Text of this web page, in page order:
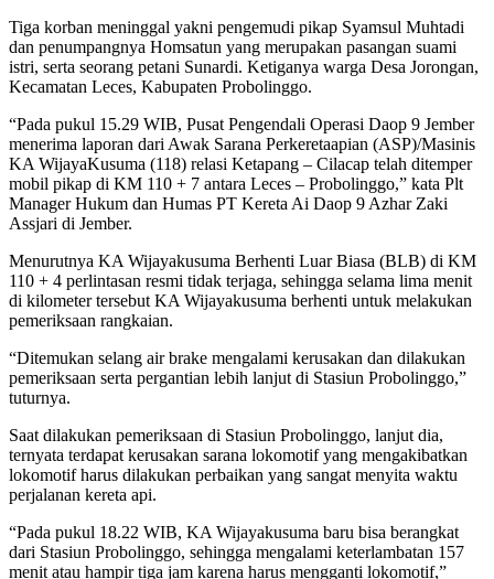
Tiga korban meninggal yakni pengemudi pikap Syamsul Muhtadi
dan penumpangnya Homsatun yang merupakan pasangan suami
istri, serta seorang petani Sunardi. Ketiganya warga Desa Jorongan,
Kecamatan Leces, Kabupaten Probolinggo.
“Pada pukul 15.29 WIB, Pusat Pengendali Operasi Daop 9 Jember
menerima laporan dari Awak Sarana Perkeretaapian (ASP)/Masinis
KA WijayaKusuma (118) relasi Ketapang – Cilacap telah ditemper
mobil pikap di KM 110 + 7 antara Leces – Probolinggo,” kata Plt
Manager Hukum dan Humas PT Kereta Ai Daop 9 Azhar Zaki
Assjari di Jember.
Menurutnya KA Wijayakusuma Berhenti Luar Biasa (BLB) di KM
110 + 4 perlintasan resmi tidak terjaga, sehingga selama lima menit
di kilometer tersebut KA Wijayakusuma berhenti untuk melakukan
pemeriksaan rangkaian.
“Ditemukan selang air brake mengalami kerusakan dan dilakukan
pemeriksaan serta pergantian lebih lanjut di Stasiun Probolinggo,”
tuturnya.
Saat dilakukan pemeriksaan di Stasiun Probolinggo, lanjut dia,
ternyata terdapat kerusakan sarana lokomotif yang mengakibatkan
lokomotif harus dilakukan perbaikan yang sangat menyita waktu
perjalanan kereta api.
“Pada pukul 18.22 WIB, KA Wijayakusuma baru bisa berangkat
dari Stasiun Probolinggo, sehingga mengalami keterlambatan 157
menit atau hampir tiga jam karena harus mengganti lokomotif,”